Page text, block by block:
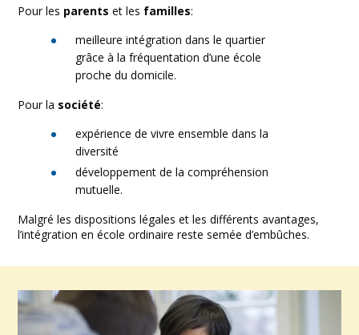
Pour les parents et les familles:
meilleure intégration dans le quartier
grâce à la fréquentation d’une école
proche du domicile.
Pour la société:
expérience de vivre ensemble dans la
diversité
développement de la compréhension
mutuelle.
Malgré les dispositions légales et les différents avantages,
l’intégration en école ordinaire reste semée d’embûches.